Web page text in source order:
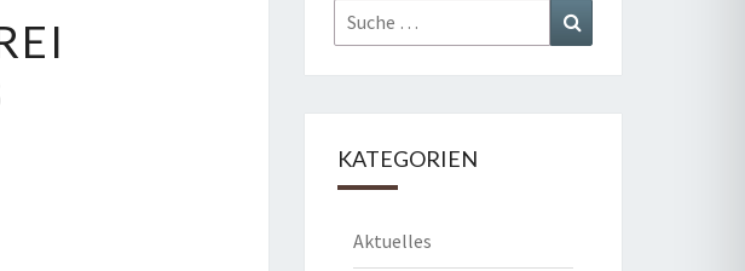
Suche
nach:
KATEGORIEN
Aktuelles